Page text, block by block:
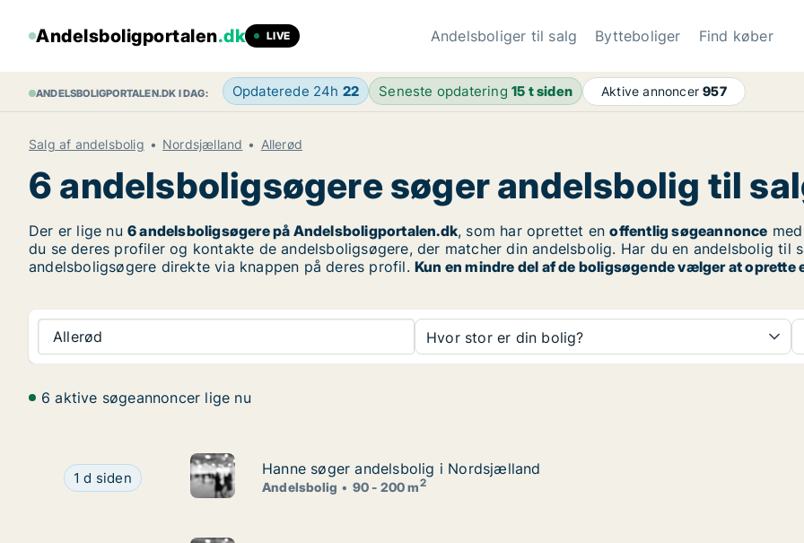
Andelsboligportalen.dk LIVE Andelsboliger til salg Bytteboliger Find køber
ANDELSBOLIGPORTALEN.DK I DAG: Opdaterede 24h 22 Seneste opdatering15 t siden Aktive annoncer957
Salg af andelsbolig Nordsjælland Allerød
6 andelsboligsøgere søger andelsbolig til
Der er lige nu 6 andelsboligsøgere på Andelsboligportalen.dk, som har oprettet enoffentlig søgeannonce
du se deres profiler og kontakte de andelsboligsøgere, der matcher din andelsbolig. Har du en andelsbolig til
andelsboligsøgere direkte via knappen på deres profil.Kun en mindre del af de boligsøgende vælger at oprette
Allerød Hvor stor er din bolig?
6 aktive søgeannoncer lige nu
Hanne søger andelsbolig i Nordsjælland
1 d siden
Hanne søger andelsbolig i Nordsjælland
Hanne søger andelsbolig i Nordsjælland
Andelsbolig 90 - 200 m2